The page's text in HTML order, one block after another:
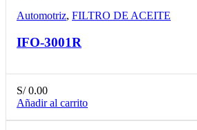
Automotriz, FILTRO DE ACEITE
IFO-3001R
S/0.00
Añadir al carrito